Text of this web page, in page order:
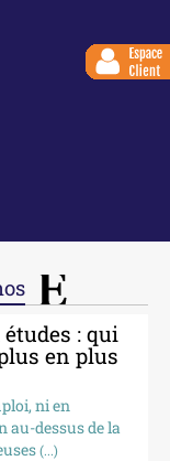
: qui
en plus
ni en
au-dessus de la
(...)